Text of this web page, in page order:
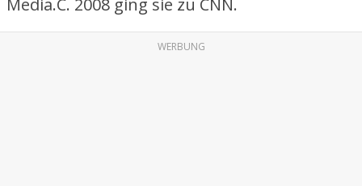
Media.C. 2008 ging sie zu CNN.
WERBUNG